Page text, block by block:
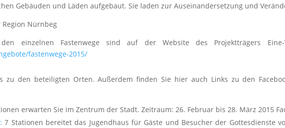
Gebäuden und Läden aufgebaut. Sie laden zur Auseinandersetzung und
Region Nürnbeg
einzelnen Fastenwege sind auf der Website des Projektträgers Eine-
fastenwege-2015/
zu den beteiligten Orten. Außerdem finden Sie hier auch Links zu den
erwarten Sie im Zentrum der Stadt. Zeitraum: 26. Februar bis 28. März 2015
7 Stationen bereitet das Jugendhaus für Gäste und Besucher der Gottesdienste